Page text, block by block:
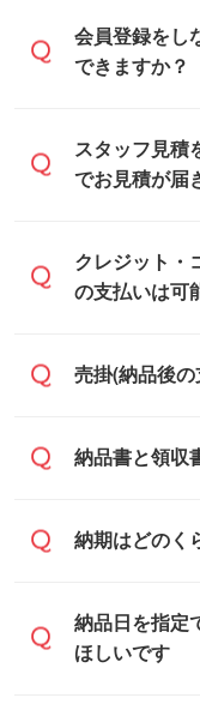
会員登録をし
できますか？
可能です。見
トのまま進む
スタッフ見積
でお見積が届
通常、翌営業
す。混雑状況
翌営業日以降
クレジット・
の支払いは可
銀行振込のみ
売掛(納品後
基本的には先
に対応可能で
人様からご注
い元が学校や
納品書と領収
納品書・領収
でお送りしま
原本の郵送を
納期はどのく
・印刷する場
ご入金、イメ
納品日を指定
ほしいです